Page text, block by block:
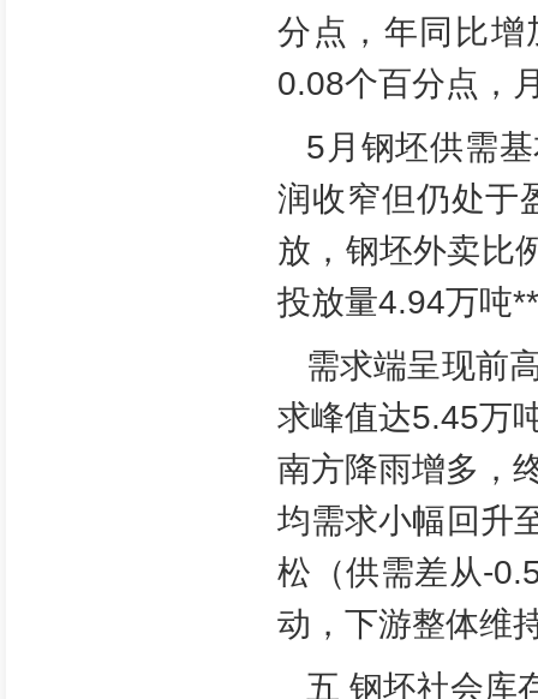
分点，年同比增
0.08个百分点，
5月钢坯供需
润收窄但仍处于
放，钢坯外卖比
投放量4.94万吨
需求端呈现前
求峰值达5.45万
南方降雨增多，
均需求小幅回升
松（供需差从-
动，下游整体维
五 钢坯社会库